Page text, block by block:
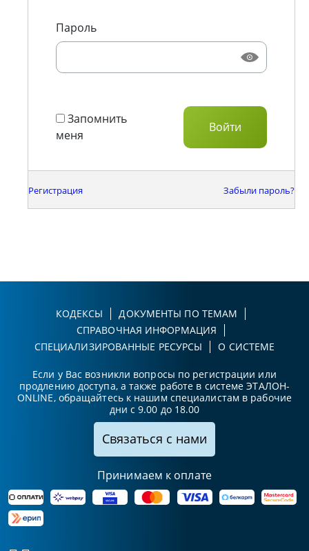
Пароль
Запомнить
меня
Регистрация Забыли пароль?
КОДЕКСЫ
ДОКУМЕНТЫ ПО ТЕМАМ
СПРАВОЧНАЯ ИНФОРМАЦИЯ
СПЕЦИАЛИЗИРОВАННЫЕ РЕСУРСЫ
О СИСТЕМЕ
Если у Вас возникли вопросы по регистрации или
продлению доступа, а также работе в системе ЭТАЛОН-
ONLINE, обращайтесь к нашим специалистам в рабочие
дни с 9.00 до 18.00
Связаться с нами
Принимаем к оплате